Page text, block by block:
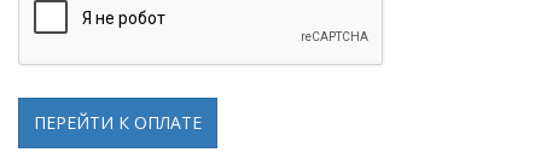
ПЕРЕЙТИ К ОПЛАТЕ